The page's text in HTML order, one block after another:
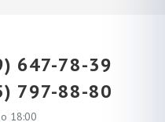
647-78-39
797-88-80
18:00